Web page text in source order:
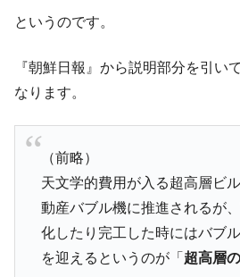
言。
だ。
『Money1』
『Money1』
ル」まで拡大 ⇒ 海外資金の動きに
『Money1』
韓国･帰ってきた李
い「50.5％」に上昇
『Money1』
韓国大統領府ボンク
た ⇒ 国家が行った恐るべき株価操
というのです。
『朝鮮日報』から説明部分を引い
なります。
（前略）
天文学的費用が入る超高層ビ
動産バブル機に推進されるが
化したり完工した時にはバブ
を迎えるというのが「 超高層